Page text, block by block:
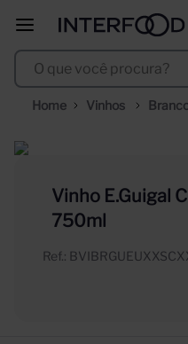
O que você procura?
Vinhos
Vinho E.Guigal
750ml
Ref. :
º duff
corpus astral
10ºselección